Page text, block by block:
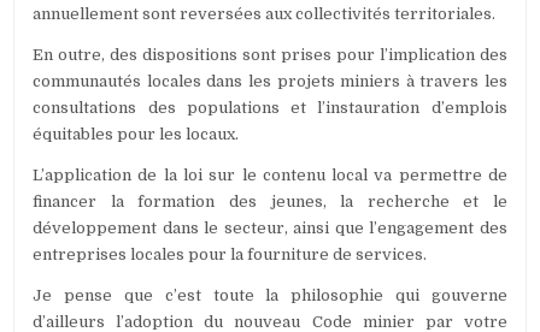
annuellement sont reversées aux collectivités territoriales.
En outre, des dispositions sont prises pour l’implication des
communautés locales dans les projets miniers à travers les
consultations des populations et l’instauration d’emplois
équitables pour les locaux.
L’application de la loi sur le contenu local va permettre de
financer la formation des jeunes, la recherche et le
développement dans le secteur, ainsi que l’engagement des
entreprises locales pour la fourniture de services.
Je pense que c’est toute la philosophie qui gouverne
d’ailleurs l’adoption du nouveau Code minier par votre